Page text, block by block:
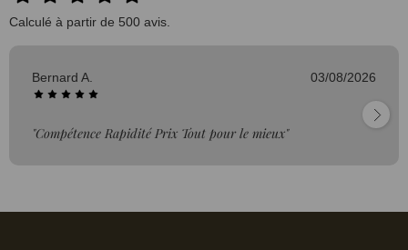
Calculé à partir de 500 avis.
Bernard A. 03/08/2026
"Compétence Rapidité Prix Tout pour le mieux"